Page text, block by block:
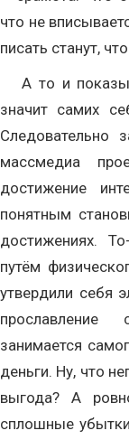
что не
писать станут,
А то и
значит самих
Следовательно
массмедиа
достижение
понятным
достижениях.
путём
утвердили себя
прославление
занимается
деньги. Ну, что
выгода? А
сплошные